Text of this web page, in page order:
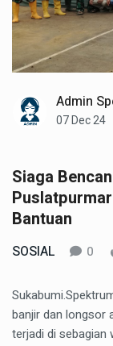
Admin
07 Dec 24
Siaga
Bantuan
SOSIAL 0
banjir dan longsor
terjadi di sebagian